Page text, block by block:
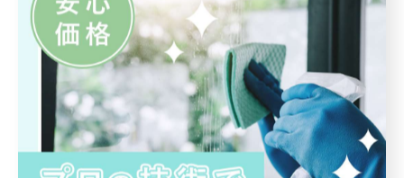
コストの節約にもつながります。特に夏場は予約が集中
しやすいため、早めの計画と依頼がポイントです。清潔
で快適な避暑空間を維持するためには、ハウスクリーニ
ングとエアコン掃除の併用をおすすめします。